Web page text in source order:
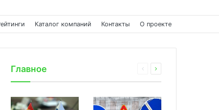
Каталог компаний Контакты О проекте
Главное